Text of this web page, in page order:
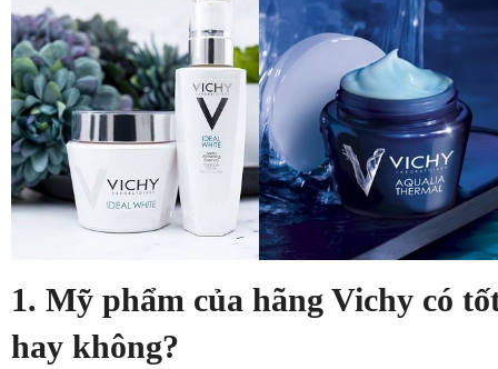
1. Mỹ phẩm của hãng Vichy có
hay không?